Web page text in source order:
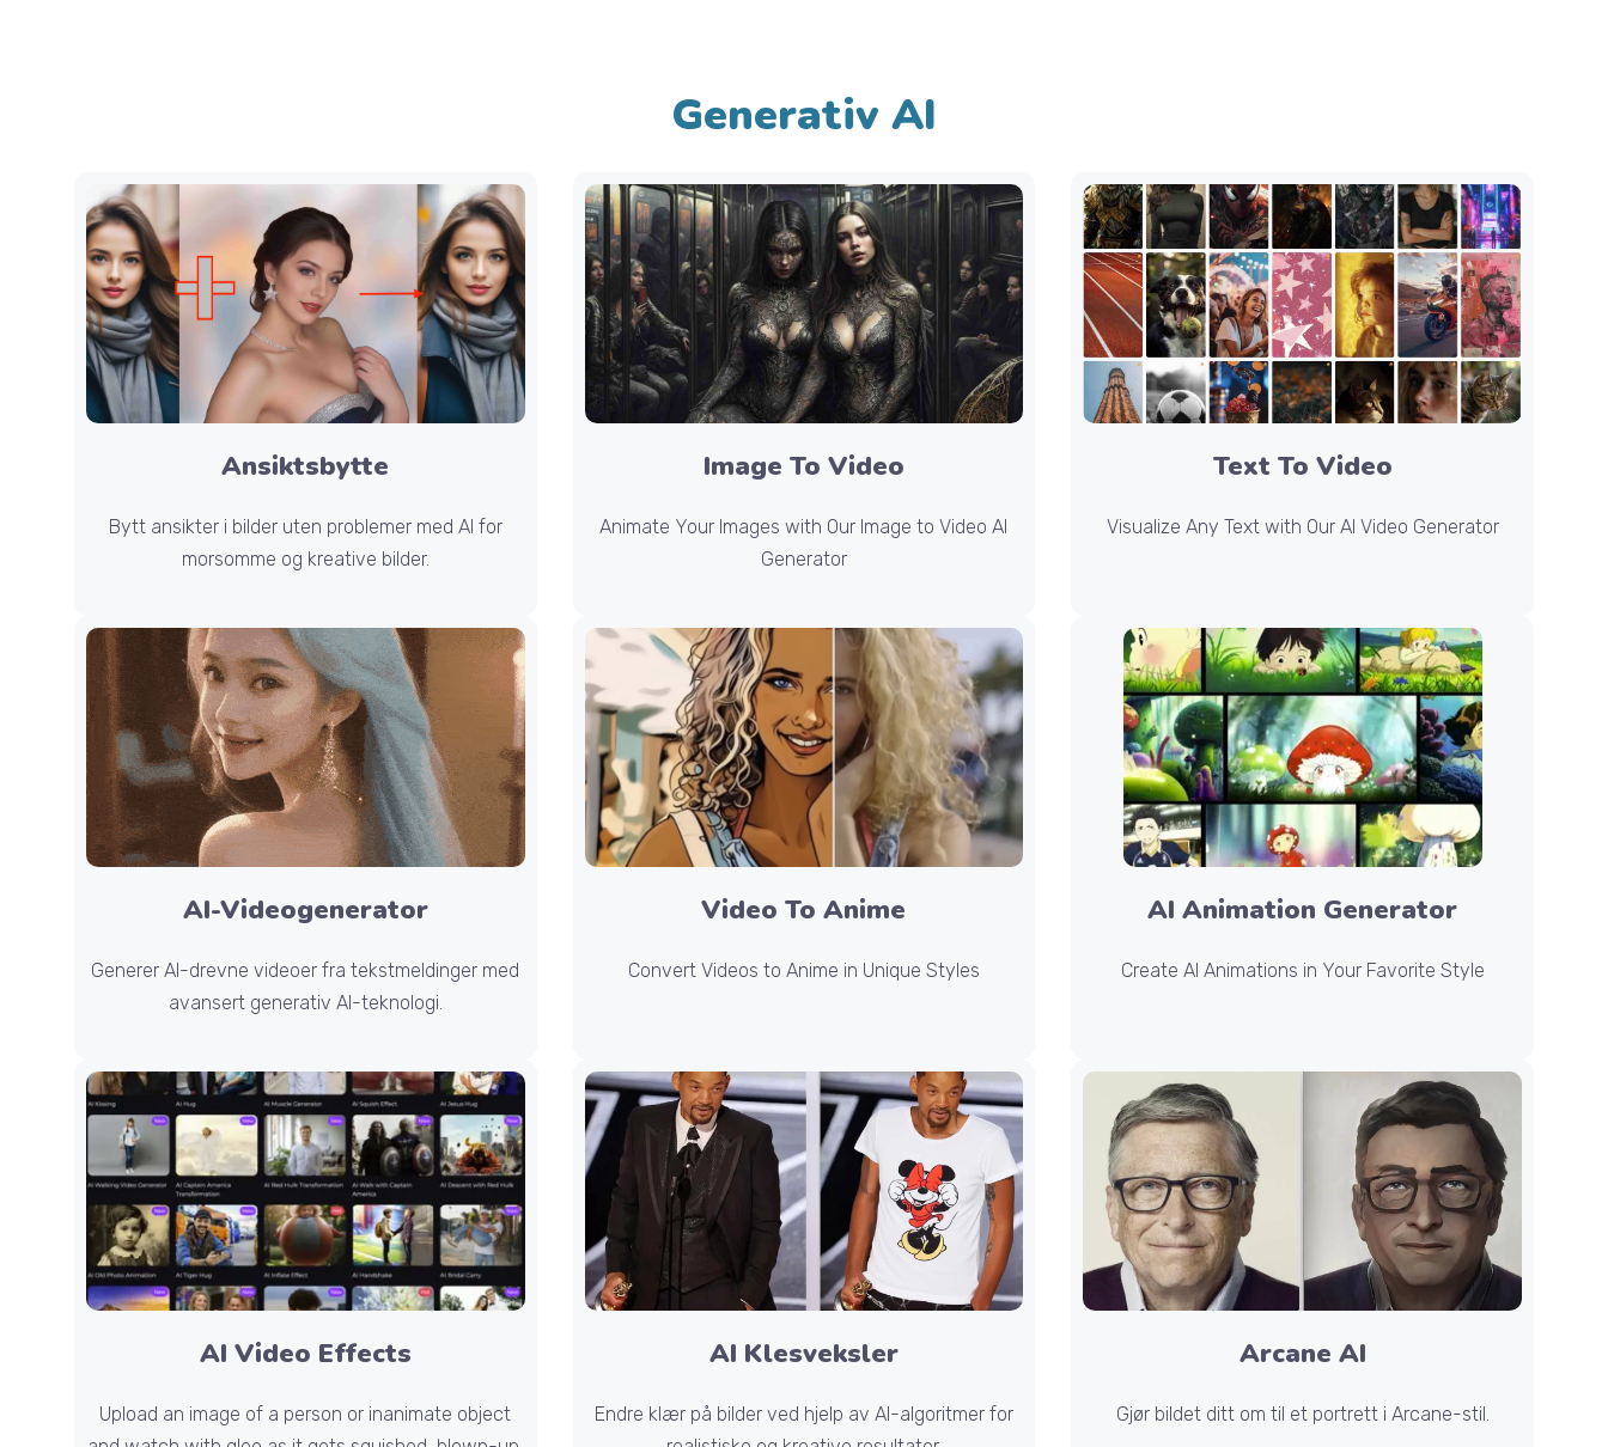
Generativ AI
Ansiktsbytte
Bytt ansikter i bilder uten problemer med AI for
morsomme og kreative bilder.
Image To Video
Animate Your Images with Our Image to Video AI
Generator
Text To Video
Visualize Any Text with Our AI Video Generator
AI-Videogenerator
Generer AI-drevne videoer fra tekstmeldinger med
avansert generativ AI-teknologi.
Video To Anime
Convert Videos to Anime in Unique Styles
AI Animation Generator
Create AI Animations in Your Favorite Style
AI Video Effects
Upload an image of a person or inanimate object
AI Klesveksler
Endre klær på bilder ved hjelp av AI-algoritmer for
Arcane AI
Gjør bildet ditt om til et portrett i Arcane-stil.